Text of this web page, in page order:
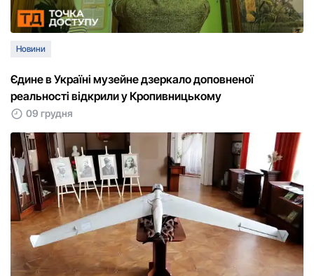
Новини
Єдине в Україні музейне дзеркало доповненої
реальності відкрили у Кропивницькому
09 грудня